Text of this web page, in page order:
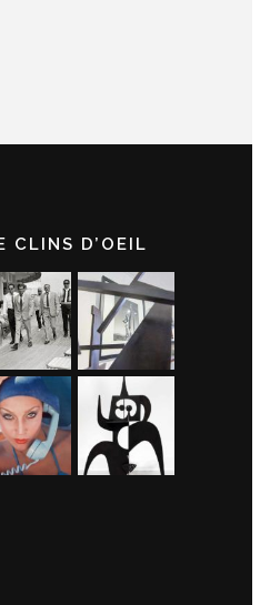
CLINS D’OEIL